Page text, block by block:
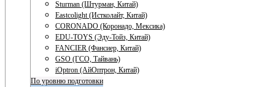
Sturman (Штурман, Китай)
Eastcolight (Истколайт, Китай)
CORONADO (Коронадо, Мексика)
EDU-TOYS (Эду-Тойз, Китай)
FANCIER (Фансиер, Китай)
GSO (ГСО, Тайвань)
iOptron (АйОптрон, Китай)
По уровню подготовки